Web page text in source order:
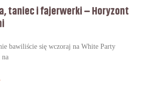
taniec i fajerwerki – Horyzont
bawiliście się wczoraj na White Party
na